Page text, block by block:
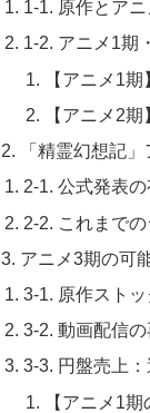
1-1. 原作とア
1-2. アニメ1期
【アニメ1
【アニメ2
2. 「精霊幻想記
2-1. 公式発表
2-2. これまで
3. アニメ3期の可
3-1. 原作スト
3-2. 動画配信
3-3. 円盤売上
【アニメ1期